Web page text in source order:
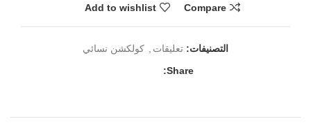
Compare
Add to wishlist
التصنيفات: تعليقات
كولكشن نسائي
Share: